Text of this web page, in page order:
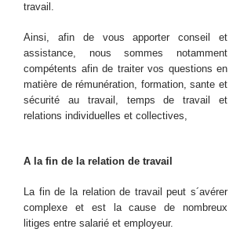
travail.
Ainsi, afin de vous apporter conseil et
assistance, nous sommes notamment
compétents afin de traiter vos questions en
matière de rémunération, formation, sante et
sécurité au travail, temps de travail et
relations individuelles et collectives,
A la fin de la relation de travail
La fin de la relation de travail peut s´avérer
complexe et est la cause de nombreux
litiges entre salarié et employeur.